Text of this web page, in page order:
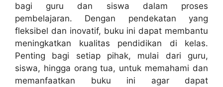
bagi guru dan siswa dalam proses
pembelajaran. Dengan pendekatan yang
fleksibel dan inovatif, buku ini dapat membantu
meningkatkan kualitas pendidikan di kelas.
Penting bagi setiap pihak, mulai dari guru,
siswa, hingga orang tua, untuk memahami dan
memanfaatkan buku ini agar dapat